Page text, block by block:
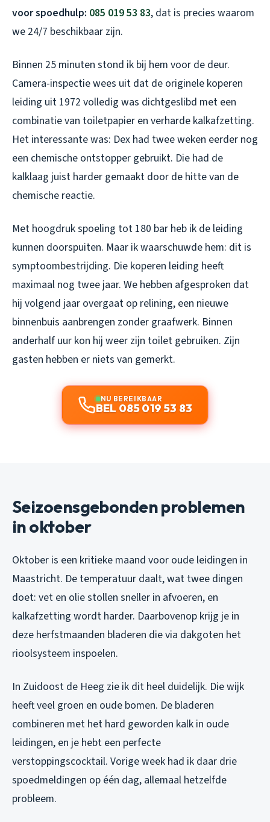
voor spoedhulp: 085 019 53 83, dat is precies waarom
we 24/7 beschikbaar zijn.
Binnen 25 minuten stond ik bij hem voor de deur.
Camera-inspectie wees uit dat de originele koperen
leiding uit 1972 volledig was dichtgeslibd met een
combinatie van toiletpapier en verharde kalkafzetting.
Het interessante was: Dex had twee weken eerder nog
een chemische ontstopper gebruikt. Die had de
kalklaag juist harder gemaakt door de hitte van de
chemische reactie.
Met hoogdruk spoeling tot 180 bar heb ik de leiding
kunnen doorspuiten. Maar ik waarschuwde hem: dit is
symptoombestrijding. Die koperen leiding heeft
maximaal nog twee jaar. We hebben afgesproken dat
hij volgend jaar overgaat op relining, een nieuwe
binnenbuis aanbrengen zonder graafwerk. Binnen
anderhalf uur kon hij weer zijn toilet gebruiken. Zijn
gasten hebben er niets van gemerkt.
NU BEREIKBAAR
BEL 085 019 53 83
Seizoensgebonden problemen
in oktober
Oktober is een kritieke maand voor oude leidingen in
Maastricht. De temperatuur daalt, wat twee dingen
doet: vet en olie stollen sneller in afvoeren, en
kalkafzetting wordt harder. Daarbovenop krijg je in
deze herfstmaanden bladeren die via dakgoten het
rioolsysteem inspoelen.
In Zuidoost de Heeg zie ik dit heel duidelijk. Die wijk
heeft veel groen en oude bomen. De bladeren
combineren met het hard geworden kalk in oude
leidingen, en je hebt een perfecte
verstoppingscocktail. Vorige week had ik daar drie
spoedmeldingen op één dag, allemaal hetzelfde
probleem.